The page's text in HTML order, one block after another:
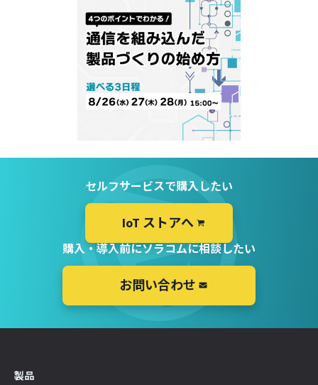
セルフサービスで購入したい
IoT ストアへ
購入・導入前にソラコムに相談したい
お問い合わせ
製品